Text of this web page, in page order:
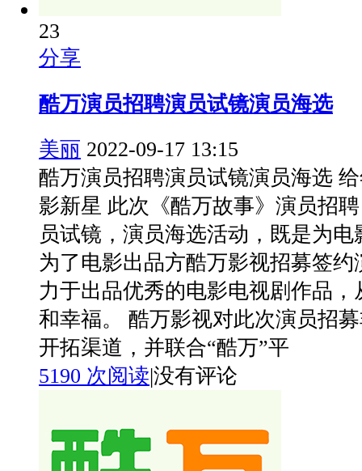
23
分享
酷万演员招聘演员试镜演员海选
美丽 2022-09-17 13:15
酷万演员招聘演员试镜演员海选
影新星 此次《酷万故事》演员招
员试镜，演员海选活动，既是为
为了电影出品方酷万影视招募签
力于出品优秀的电影电视剧作品
和幸福。 酷万影视对此次演员招
开拓渠道，并联合“酷万”平
5190 次阅读|没有评论